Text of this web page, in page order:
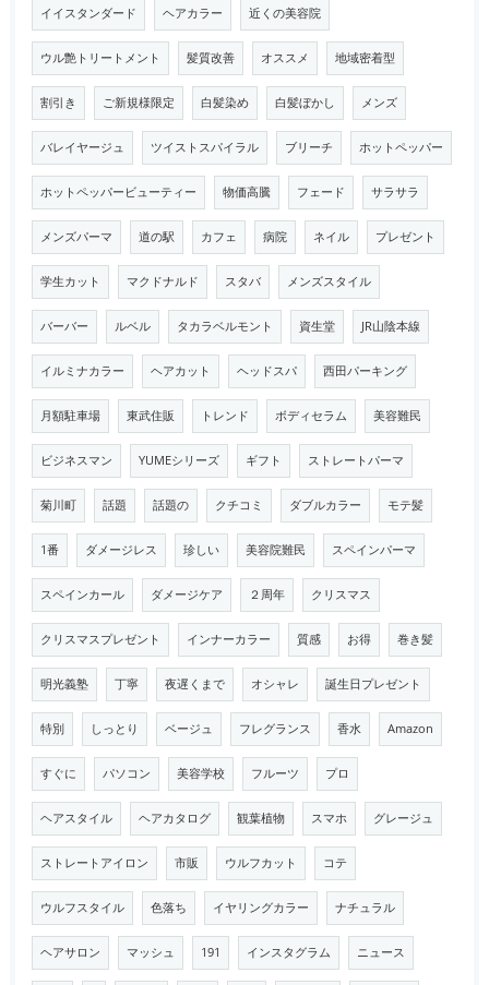
イイスタンダード ヘアカラー 近くの美容院
ウル艶トリートメント 髪質改善 オススメ 地域密着型
割引き ご新規様限定 白髪染め 白髪ぼかし メンズ
バレイヤージュ ツイストスパイラル ブリーチ ホットペッパー
ホットペッパービューティー 物価高騰 フェード サラサラ
メンズパーマ 道の駅 カフェ 病院 ネイル プレゼント
学生カット マクドナルド スタバ メンズスタイル
バーバー ルベル タカラベルモント 資生堂 JR山陰本線
イルミナカラー ヘアカット ヘッドスパ 西田パーキング
月額駐車場 東武住販 トレンド ボディセラム 美容難民
ビジネスマン YUMEシリーズ ギフト ストレートパーマ
菊川町 話題 話題の クチコミ ダブルカラー モテ髪
1番 ダメージレス 珍しい 美容院難民 スペインパーマ
スペインカール ダメージケア ２周年 クリスマス
クリスマスプレゼント インナーカラー 質感 お得 巻き髪
明光義塾 丁寧 夜遅くまで オシャレ 誕生日プレゼント
特別 しっとり ベージュ フレグランス 香水 Amazon
すぐに パソコン 美容学校 フルーツ プロ
ヘアスタイル ヘアカタログ 観葉植物 スマホ グレージュ
ストレートアイロン 市販 ウルフカット コテ
ウルフスタイル 色落ち イヤリングカラー ナチュラル
ヘアサロン マッシュ 191 インスタグラム ニュース